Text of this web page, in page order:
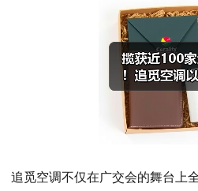
追觅空调不仅在广交会的舞台上